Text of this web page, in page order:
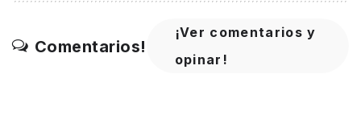
Comentarios!
¡Ver comentarios y
opinar!